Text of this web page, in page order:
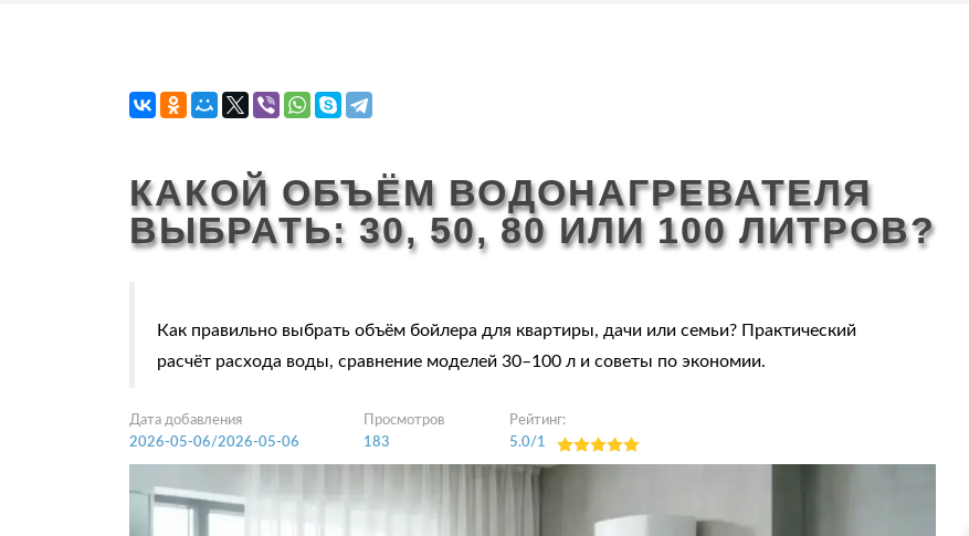
КАКОЙ ОБЪЁМ ВОДОНАГРЕВАТЕЛЯ
ВЫБРАТЬ: 30, 50, 80 ИЛИ 100 ЛИТРОВ?
Как правильно выбрать объём бойлера для квартиры, дачи или семьи? Практический
расчёт расхода воды, сравнение моделей 30–100 л и советы по экономии.
Дата добавления
2026-05-06/2026-05-06
Просмотров
183
Рейтинг:
5.0/1